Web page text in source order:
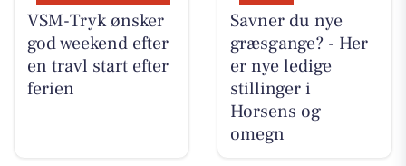
VSM-Tryk ønsker
god weekend efter
en travl start efter
ferien
Savner du nye
græsgange? - Her
er nye ledige
stillinger i
Horsens og
omegn